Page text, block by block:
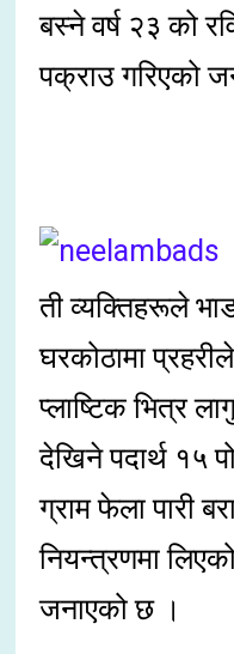
बस्ने वर्ष २३ को
पक्राउ गरिएको
ती व्यक्तिहरूले
घरकोठामा
प्लाष्टिक भित्र
देखिने पदार्थ १५
ग्राम फेला पारी
नियन्त्रणमा
जनाएको छ ।